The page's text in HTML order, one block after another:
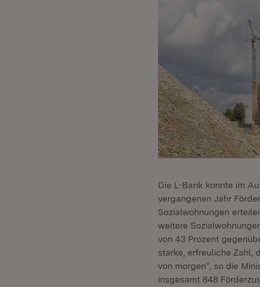
Die L-Bank konnte im
vergangenen Jahr
Sozialwohnungen
weitere
von 43 Prozent
starke, erfreuliche Zahl,
von morgen“, so die
insgesamt 848